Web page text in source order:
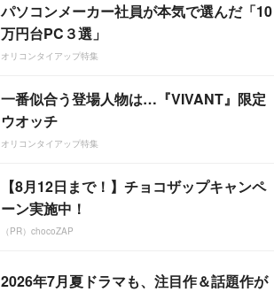
パソコンメーカー社員が本気で選んだ「10
万円台PC３選」
オリコンタイアップ特集
一番似合う登場人物は…『VIVANT』限定
ウオッチ
オリコンタイアップ特集
【8月12日まで！】チョコザップキャンペ
ーン実施中！
（PR）chocoZAP
2026年7月夏ドラマも、注目作＆話題作が